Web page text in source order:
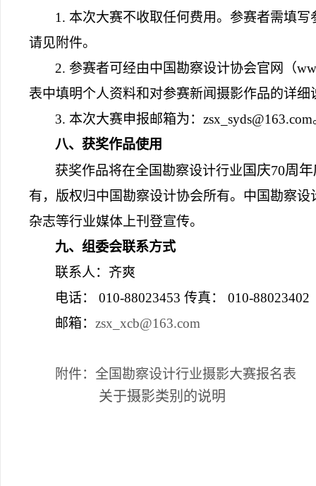
1. 本次大赛不收取任何费用。参赛者需填
请见附件。
2. 参赛者可经由中国勘察设计协会官网（
表中填明个人资料和对参赛新闻摄影作品的详
3. 本次大赛申报邮箱为： zsx_syds@163.com
八、获奖作品使用
获奖作品将在全国勘察设计行业 国庆70周
有，版权归中国勘察设计协会所有。中国勘察
杂志等行业媒体上刊登宣传。
九、组委会联系方式
联系人：齐爽
电话：
010-88023453 传真：
010-88023402
邮箱： zsx_xcb@163.com
附件：全国勘察设计行业摄影大赛报名表
关于摄影类别的说明